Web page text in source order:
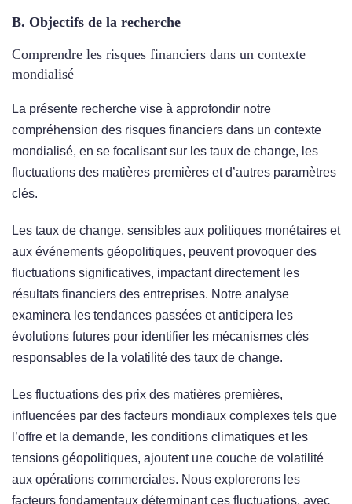
B. Objectifs de la recherche
Comprendre les risques financiers dans un contexte
mondialisé
La présente recherche vise à approfondir notre
compréhension des risques financiers dans un contexte
mondialisé, en se focalisant sur les taux de change, les
fluctuations des matières premières et d’autres paramètres
clés.
Les taux de change, sensibles aux politiques monétaires et
aux événements géopolitiques, peuvent provoquer des
fluctuations significatives, impactant directement les
résultats financiers des entreprises. Notre analyse
examinera les tendances passées et anticipera les
évolutions futures pour identifier les mécanismes clés
responsables de la volatilité des taux de change.
Les fluctuations des prix des matières premières,
influencées par des facteurs mondiaux complexes tels que
l’offre et la demande, les conditions climatiques et les
tensions géopolitiques, ajoutent une couche de volatilité
aux opérations commerciales. Nous explorerons les
facteurs fondamentaux déterminant ces fluctuations, avec